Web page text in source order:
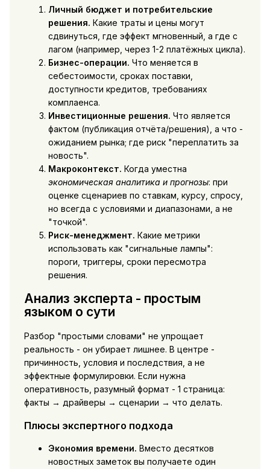
Личный бюджет и потребительские
решения. Какие траты и цены могут
сдвинуться, где эффект мгновенный, а где с
лагом (например, через 1-2 платёжных цикла).
Бизнес-операции. Что меняется в
себестоимости, сроках поставки,
доступности кредитов, требованиях
комплаенса.
Инвестиционные решения. Что является
фактом (публикация отчёта/решения), а что -
ожиданием рынка; где риск "переплатить за
новость".
Макроконтекст. Когда уместна
экономическая аналитика и прогнозы: при
оценке сценариев по ставкам, курсу, спросу,
но всегда с условиями и диапазонами, а не
"точкой".
Риск-менеджмент. Какие метрики
использовать как "сигнальные лампы":
пороги, триггеры, сроки пересмотра
решения.
Анализ эксперта - простым
языком о сути
Разбор "простыми словами" не упрощает
реальность - он убирает лишнее. В центре -
причинность, условия и последствия, а не
эффектные формулировки. Если нужна
оперативность, разумный формат - 1 страница:
факты → драйверы → сценарии → что делать.
Плюсы экспертного подхода
Экономия времени. Вместо десятков
новостных заметок вы получаете один